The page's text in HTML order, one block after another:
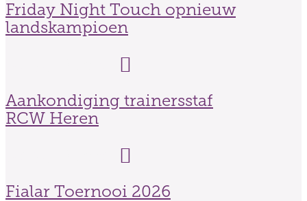
Friday Night Touch opnieuw
landskampioen
Aankondiging trainersstaf
RCW Heren
Fialar Toernooi 2026